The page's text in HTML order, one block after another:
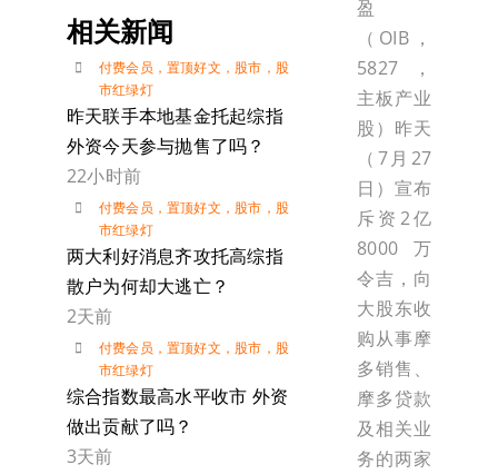
相关新闻
付费会员 ， 置顶好文 ， 股市 ， 股
市红绿灯
昨天联手本地基金托起综指
外资今天参与抛售了吗？
22小时前
付费会员 ， 置顶好文 ， 股市 ， 股
市红绿灯
两大利好消息齐攻托高综指
散户为何却大逃亡？
2天前
付费会员 ， 置顶好文 ， 股市 ， 股
市红绿灯
综合指数最高水平收市 外资
做出贡献了吗？
3天前
盈
（OIB，
5827，
主板产业
股）昨天
（7月27
日）宣布
斥资2亿
8000万
令吉，向
大股东收
购从事摩
多销售、
摩多贷款
及相关业
务的两家